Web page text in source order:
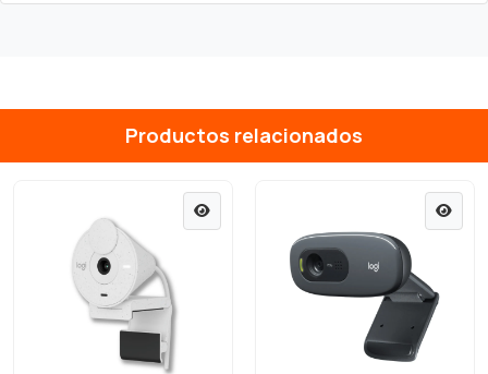
Productos relacionados